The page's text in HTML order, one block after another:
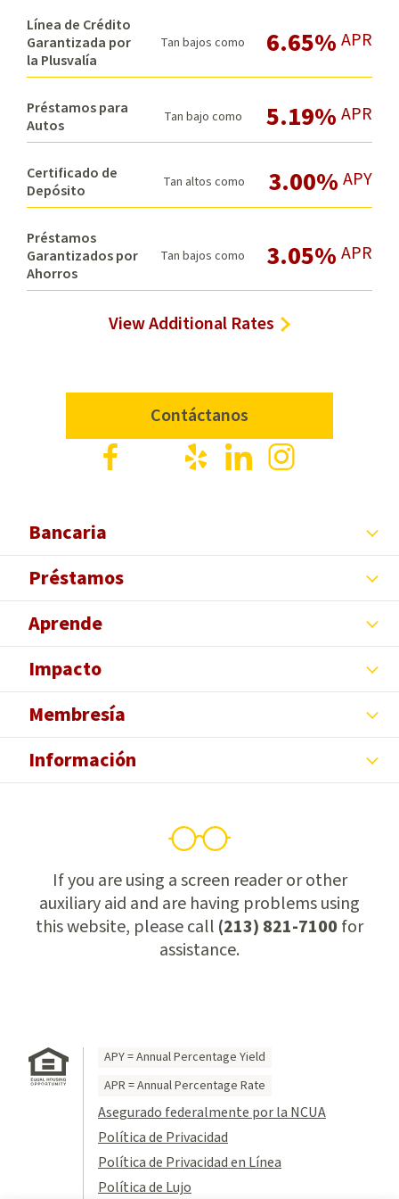
2019 First Team Real Estate | Reservados todos los derechos |
Oficina corporativa: 108 Pacifica, Suite 300, Irvine, CA 92618 |
BRE# 01008773
NMLS #448984
Línea de Crédito
Garantizada por
la Plusvalía
Tan bajos como 6.65% APR
Préstamos para
Autos
Tan bajo como 5.19% APR
Certificado de
Depósito
Tan altos como 3.00% APY
Préstamos
Garantizados por
Ahorros
Tan bajos como 3.05% APR
View Additional Rates
Contáctanos
Facebook Yelp LinkedIn
Bancaria
Préstamos
Aprende
Impacto
Membresía
Información
If you are using a screen reader or other
auxiliary aid and are having problems using
this website, please call (213) 821-7100for
assistance.
APY = Annual Percentage Yield
APR = Annual Percentage Rate
Asegurado federalmente por la NCUA
Política de Privacidad
Política de Privacidad en Línea
Política de Lujo